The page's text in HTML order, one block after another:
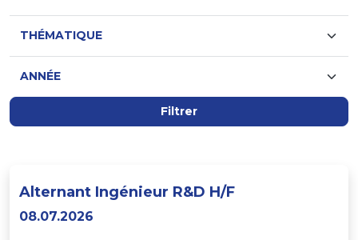
Filtrer
Alternant Ingénieur R&D H/F
08.07.2026